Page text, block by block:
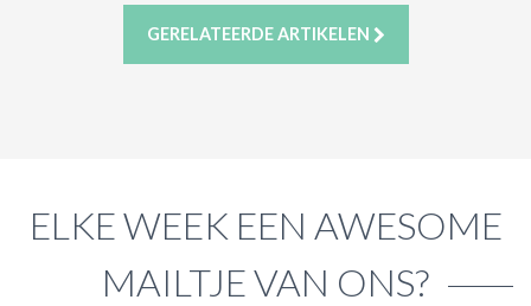
GERELATEERDE ARTIKELEN
ELKE WEEK EEN AWESOME
MAILTJE VAN ONS?